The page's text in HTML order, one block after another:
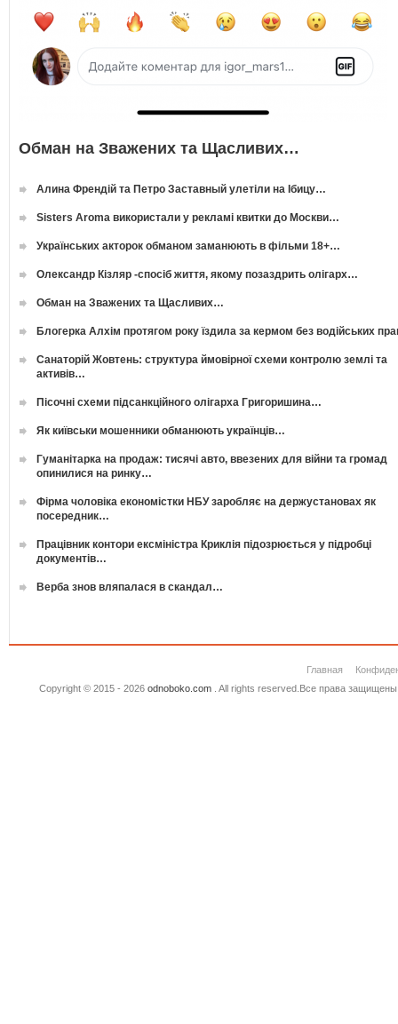
Обман на Зважених та Щасливих…
Алина Френдій та Петро Заставный улетіли на Ібицу…
Sisters Aroma використали у рекламі квитки до Москви…
Українських акторок обманом заманюють в фільми 18+…
Олександр Кізляр -спосіб життя, якому позаздрить олігарх…
Обман на Зважених та Щасливих…
Блогерка Алхім протягом року їздила за кермом без водійських
Санаторій Жовтень: структура ймовірної схеми контролю землі та
активів…
Пісочні схеми підсанкційного олігарха Григоришина…
Як київськи мошенники обманюють українців…
Гуманітарка на продаж: тисячі авто, ввезених для війни та громад
опинилися на ринку…
Фірма чоловіка економістки НБУ заробляє на держустановах як
посередник…
Працівник контори ексміністра Криклія підозрюється у підробці
документів…
Верба знов вляпалася в скандал…
Главная
Copyright © 2015 - 2026 odnoboko.com. All rights reserved.Все права защищены.